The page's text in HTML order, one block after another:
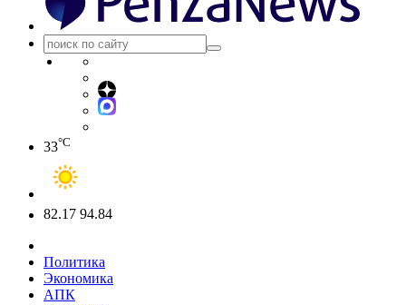
33°C
82.17 94.84
Политика
Экономика
АПК